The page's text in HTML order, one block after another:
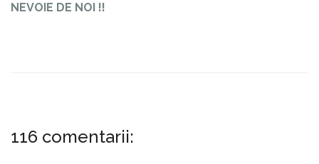
NEVOIE DE NOI !!
116 comentarii: